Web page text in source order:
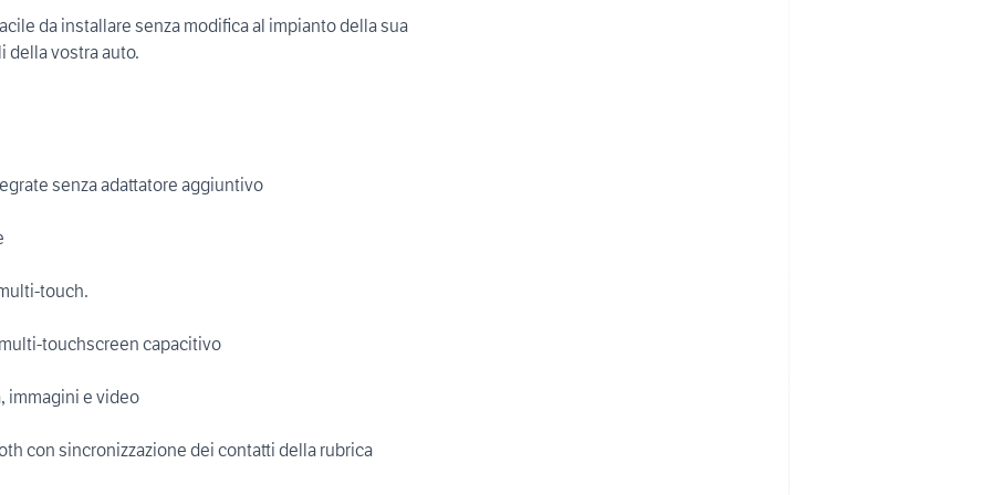
da installare senza modifica al impianto della sua
della vostra auto.
senza adattatore aggiuntivo
touch.
touchscreen capacitivo
immagini e video
con sincronizzazione dei contatti della rubrica